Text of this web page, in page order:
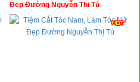
Đẹp Đường Nguyễn Thị Tú